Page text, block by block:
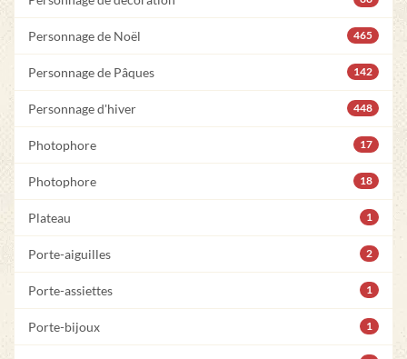
Personnage de Noël 465
Personnage de Pâques 142
Personnage d'hiver 448
Photophore 17
Photophore 18
Plateau 1
Porte-aiguilles 2
Porte-assiettes 1
Porte-bijoux 1